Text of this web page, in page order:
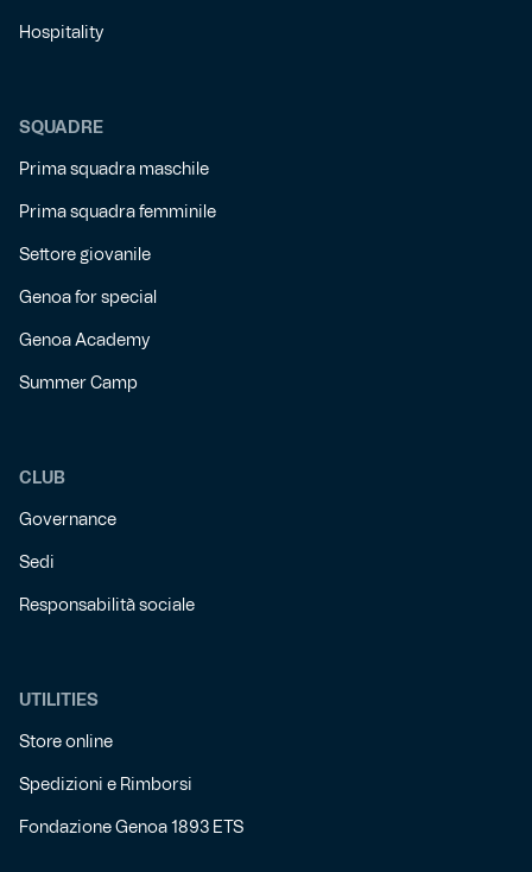
Hospitality
SQUADRE
Prima squadra maschile
Prima squadra femminile
Settore giovanile
Genoa for special
Genoa Academy
Summer Camp
CLUB
Governance
Sedi
Responsabilità sociale
UTILITIES
Store online
Spedizioni e Rimborsi
Fondazione Genoa 1893 ETS